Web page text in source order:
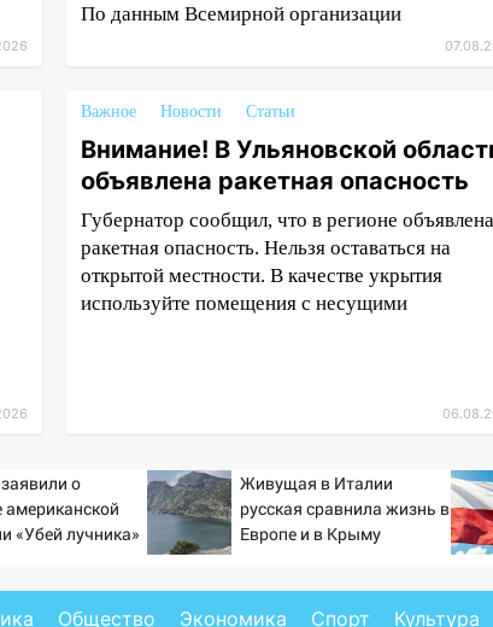
По данным Всемирной организации
Важное Новости Статьи
Внимание! В Ульяновской
объявлена ракетная опасность
Губернатор сообщил, что в регионе объявлена
ракетная опасность. Нельзя оставаться на
открытой местности. В качестве укрытия
используйте помещения с несущими
о
американской
«Убей лучника»
Живущая в Италии
русская сравнила жизнь в
Европе и в Крыму
Общество Экономика Спорт Культура